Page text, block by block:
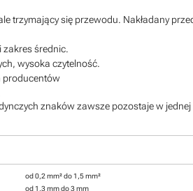
trzymający się przewodu. Nakładany
zakres średnic.
wysoka czytelność.
producentów
znaków zawsze pozostaje w jednej
od 0,2 mm² do 1,5 mm²
od 1,3 mm do 3 mm